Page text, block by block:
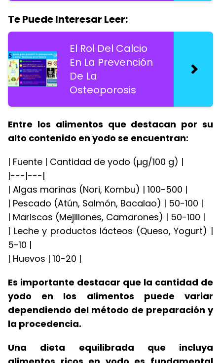
Te Puede Interesar Leer:
El Rol Del Calcio
En La Prevención
De La
Osteoporosis
Entre los alimentos que destacan por su
alto contenido en yodo se encuentran:
| Fuente | Cantidad de yodo (µg/100 g) |
|---|---|
| Algas marinas (Nori, Kombu) | 100-500 |
| Pescado (Atún, Salmón, Bacalao) | 50-100 |
| Mariscos (Mejillones, Camarones) | 50-100 |
| Leche y productos lácteos (Queso, Yogurt) |
5-10 |
| Huevos | 10-20 |
Es importante destacar que la cantidad de
yodo en los alimentos puede variar
dependiendo del método de preparación y
la procedencia.
Una dieta equilibrada que incluya